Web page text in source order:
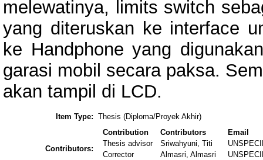
melewatinya, limits switch
yang diteruskan ke interface
ke Handphone yang
garasi mobil secara paksa.
akan tampil di LCD.
Item Type: Thesis (Diploma/Proyek Akhir)
Contributors:
Contribution Contributors
Email
Thesis advisor
Sriwahyuni, Titi
Corrector
Almasri, Almasri